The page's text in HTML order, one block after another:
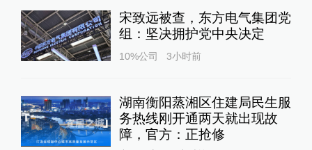
宋致远被查，东方电气集团党
组：坚决拥护党中央决定
10%公司 3小时前
湖南衡阳蒸湘区住建局民生服
务热线刚开通两天就出现故
障，官方：正抢修